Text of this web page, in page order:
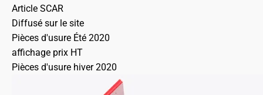
Article SCAR
Diffusé sur le site
Pièces d'usure Été 2020
affichage prix HT
Pièces d'usure hiver 2020